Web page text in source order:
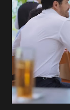
se aprimorar,
ser a primeira
universidade.
muito madura
empática.
teimosa e muito
Durante um